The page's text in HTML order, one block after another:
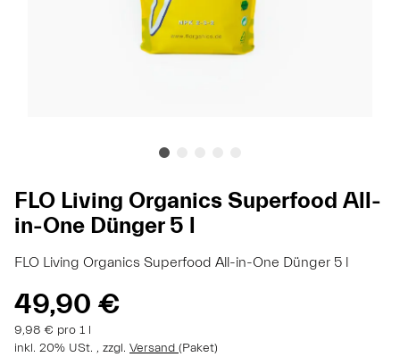
FLO Living Organics Superfood All-
in-One Dünger 5 l
FLO Living Organics Superfood All-in-One Dünger 5 l
49,90 €
9,98 € pro 1 l
inkl. 20% USt. , zzgl. Versand (Paket)